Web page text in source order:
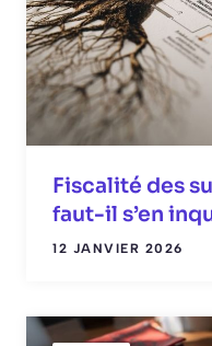
Fiscalité des
faut-il s’en
12 JANVIER 2026